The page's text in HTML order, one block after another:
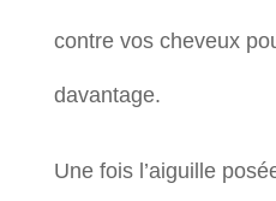
contre vos cheveux
davantage.
Une fois l’aiguille